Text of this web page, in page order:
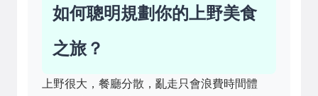
如何聰明規劃你的上野美食
之旅？
上野很大，餐廳分散，亂走只會浪費時間體